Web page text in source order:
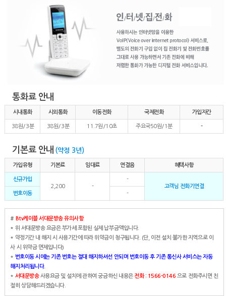
통화료 안내
시내통화 시외통화 이동전화 국제전화 가입자간
38원/3분 38원/3분 11.7원/10초 주요국50원/1분 -
기본료 안내 (약정 3년)
가입유형 기본료 임대료 연결음 혜택사항
신규가입
2,200
-
-
고객님 전화기연결
번호이동
-
# Btv케이블 서대문방송 유의사항
* 위 서대문방송 요금은 부가세 포함된 실제 납부금액입니다.
* 약정기간 내 해지 시 사용기간에 따라 위약금이 청구됩니다. (단, 이전 설치 불가한 지역으로 이
사 시 위약금 면제입니다)
* 번호이동 시에는 기존 번호는 절대 해지하셔선 안되며 번호이동 후 기존 통신사 서비스는 자동
해지처리됩니다.
* 서대문방송사용요금 및 설치에 관하여 궁금하신 내용은전화 : 1566-0146 으로 전화주시면 친
절히 상담해드리겠습니다.